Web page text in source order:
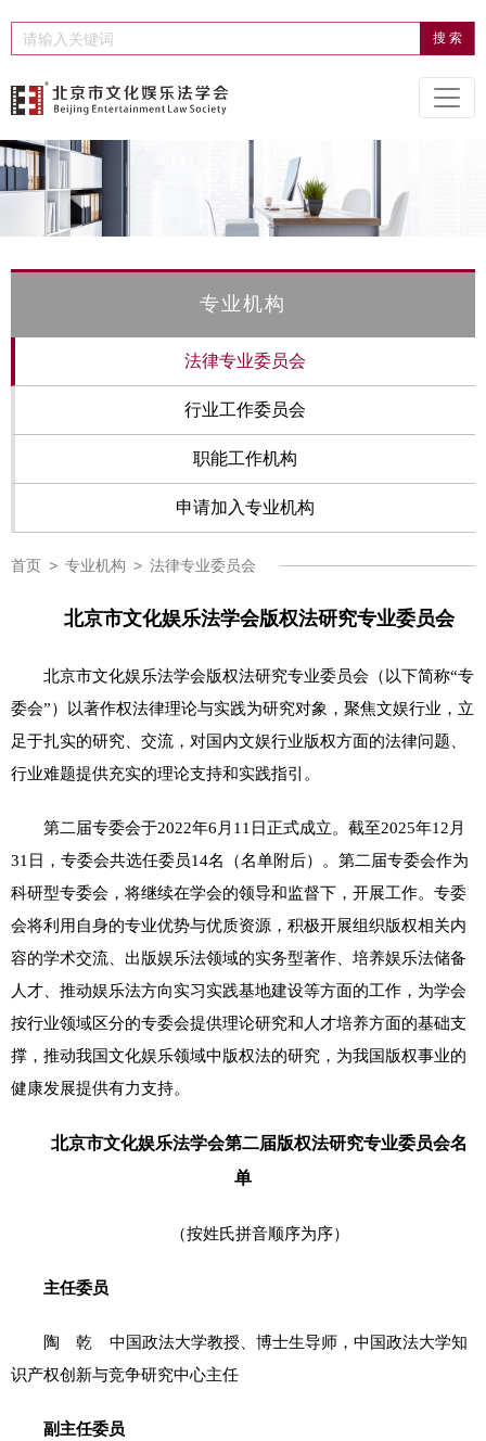
专业机构
法律专业委员会
行业工作委员会
职能工作机构
申请加入专业机构
首页 > 专业机构 > 法律专业委员会